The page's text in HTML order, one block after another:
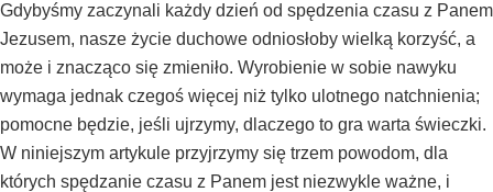
Gdybyśmy zaczynali każdy dzień od spędzenia czasu z Panem
Jezusem, nasze życie duchowe odniosłoby wielką korzyść, a
może i znacząco się zmieniło. Wyrobienie w sobie nawyku
wymaga jednak czegoś więcej niż tylko ulotnego natchnienia;
pomocne będzie, jeśli ujrzymy, dlaczego to gra warta świeczki.
W niniejszym artykule przyjrzymy się trzem powodom, dla
których spędzanie czasu z Panem jest niezwykle ważne, i